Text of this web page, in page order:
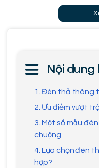
Nội dung
1. Đèn thả thông
2. Ưu điểm vượt
3. Một số mẫu
chuộng
4. Lựa chọn đèn
hợp?